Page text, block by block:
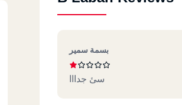
بسمة سمير
سئ جدااا